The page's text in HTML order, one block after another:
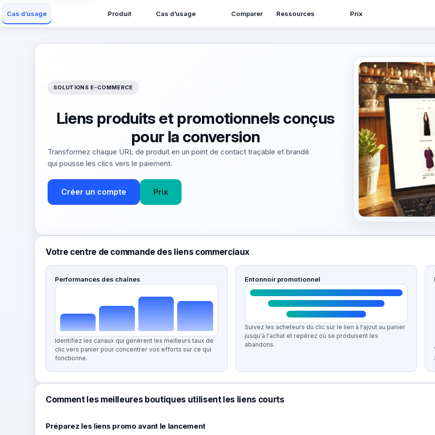
Cas d’usage Produit Cas d’usage Comparer Ressources Prix
SOLUTIONS E-COMMERCE
Liens produits et promotionnels conçus
pour la conversion
Transformez chaque URL de produit en un point de contact traçable et brandé
qui pousse les clics vers le paiement.
Créer un compte Prix
Votre centre de commande des liens commerciaux
Performances des chaînes
Identifiez les canaux qui génèrent les meilleurs taux de
clic vers panier pour concentrer vos efforts sur ce qui
fonctionne.
Entonnoir promotionnel
Suivez les acheteurs du clic sur le lien à l'ajout au panier
jusqu'à l'achat et repérez où se produisent les
abandons.
Comment les meilleures boutiques utilisent les liens courts
Préparez les liens promo avant le lancement